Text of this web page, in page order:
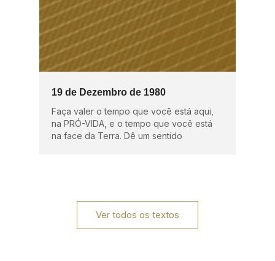
19 de Dezembro de 1980
Faça valer o tempo que você está aqui,
na PRÓ-VIDA, e o tempo que você está
na face da Terra. Dê um sentido
Ver todos os textos